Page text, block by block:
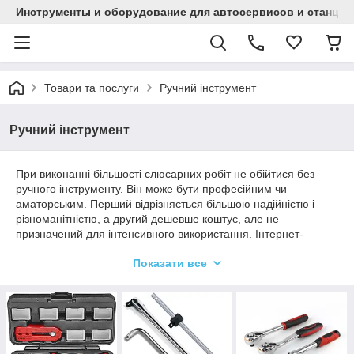
Инструменты и оборудование для автосервисов и
Товари та послуги Ручний інструмент
Ручний інструмент
При виконанні більшості слюсарних робіт не обійтися без
ручного інструменту. Він може бути професійним чи
аматорським. Перший відрізняється більшою надійністю і
різноманітністю, а другий дешевше коштує, але не
призначений для інтенсивного використання. Інтернет-
високоякісного ручного інструменту за досить доступними
Асортимент ручного інструменту від
«Автоінструмент»
Показати все